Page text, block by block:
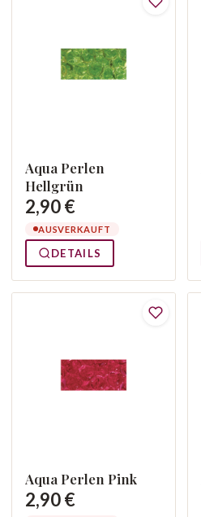
Aqua Perlen
Hellgrün
2,90 €
AUSVERKAUFT
DETAILS
Aqua Perlen Pink
2,90 €